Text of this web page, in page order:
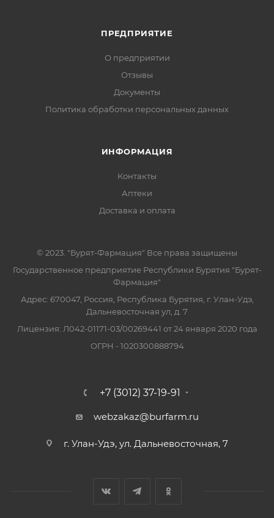
ПРЕДПРИЯТИЕ
О предприятии
Отзывы
Документы
Политика обработки персональных данных
ИНФОРМАЦИЯ
Контакты
Аптеки
Доставка и оплата
© 2023. "Бурят-Фармация" Все права защищены
Государственное предприятие Республики Бурятия "Бурят-
Фармация"
Адрес: 670047, Россия, Республика Бурятия, г. Улан-Удэ,
Дальневосточная ул, д. 7
Лицензия: Л042-01171-03/00269441 от 24 января 2020 года
ОГРН - 1020300888794
+7 (3012) 37-19-91
webzakaz@burfarm.ru
г. Улан-Удэ, ул. Дальневосточная, 7